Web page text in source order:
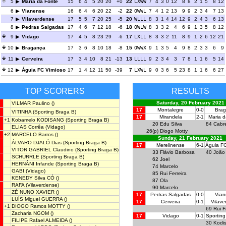
5
Maria da Fonte 15 6 4 5 20 20 +0 22 LXWW 7 4 3 0 12 8 8 2 1 5 8 12
6
Vianense 16 6 4 6 20 22 -2 22 OWWL 7 4 1 2 13 9 9 2 3 4 7 13
7
Vilaverdense 17 5 5 7 20 25 -5 20 WLLL 8 3 1 4 14 12 9 2 4 3 6 13
8
Pedras Salgadas 17 4 6 7 12 18 -6 18 OWLW 8 3 3 2 4 6 9 1 3 5 8 12
9
Vidago 17 4 5 8 23 29 -6 17 LXLL 8 3 3 2 11 8 9 1 2 6 12 21
10
Bragança 17 3 6 8 10 18 -8 15 OWWX 9 1 3 5 4 9 8 2 3 3 6
9
11
Cerveira 17 3 4 10 8 21 -13 13 LLLL 9 2 3 4 3 7 8 1 1 6 5 14
12
Águia FC Vimioso 17 1 4 12 11 50 -39 7 LXWL 9 0 3 6 5 23 8 1 1 6 6 27
TOP SCORERS
VILMAR Paulino ()
VITINHA (Sporting Braga B)
+1 Kobamelo KODISANG (Sporting Braga B)
ELIAS Corrêa (Vidago)
+2 MARCELO Barros ()
ÁLVARO DJALÓ Dias (Sporting Braga B)
VITOR GABRIEL Claudino (Sporting Braga B)
SCHURRLE (Sporting Braga B)
HERNÂNI Infande (Sporting Braga B)
GABI (Vidago)
KENEDY Silva CÓ ()
RAFA (Vilaverdense)
ZÉ NUNO XAVIER ()
LUÍS Miguel GUERRA ()
+1 DIOGO Ramos MOTTY ()
Zacharia NGOM ()
FILIPE Rafael ALMEIDA ()
RESULTS
Saturday, 20 February 2021
17
Montalegre 0-0
17
Mirandela 2-1
Maria
20 Edu Silva 84
26(p) Diogo Motty
Sunday, 21 February 2021
17
Merelinense 6-1 Águia
33 Flávio Barbosa 40 João
62 Joel
74 Marcelo
85 Rui Ferreira
87 Ola
90 Marcelo
17
Pedras Salgadas 0-0
17
Cerveira 0-1
69 Rui
17
Vidago 0-1
30